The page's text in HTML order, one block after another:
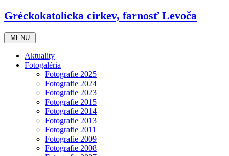
Skip
to
content
Gréckokatolícka cirkev, farnosť Levoča
-MENU-
Aktuality
Fotogaléria
Fotografie 2025
Fotografie 2024
Fotografie 2023
Fotografie 2015
Fotografie 2014
Fotografie 2013
Fotografie 2011
Fotografie 2009
Fotografie 2008